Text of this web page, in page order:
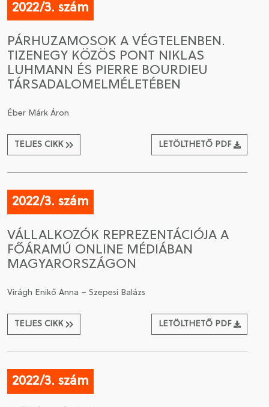
2022/3. szám
PÁRHUZAMOSOK A VÉGTELENBEN.
TIZENEGY KÖZÖS PONT NIKLAS
LUHMANN ÉS PIERRE BOURDIEU
TÁRSADALOMELMÉLETÉBEN
Éber Márk Áron
TELJES CIKK LETÖLTHETŐ PDF
2022/3. szám
VÁLLALKOZÓK REPREZENTÁCIÓJA A
FŐÁRAMÚ ONLINE MÉDIÁBAN
MAGYARORSZÁGON
Virágh Enikő Anna – Szepesi Balázs
TELJES CIKK LETÖLTHETŐ PDF
2022/3. szám